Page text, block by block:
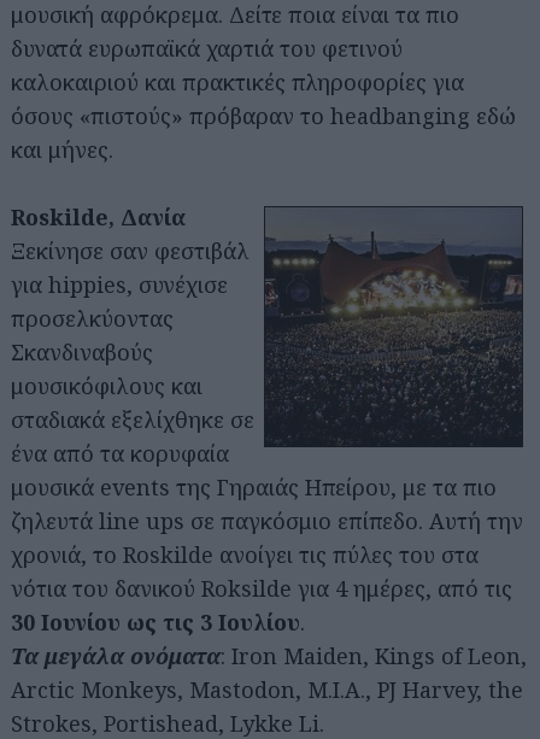
μουσική αφρόκρεμα. Δείτε ποια είναι τα πιο
δυνατά ευρωπαϊκά χαρτιά του φετινού
καλοκαιριού και πρακτικές πληροφορίες για
όσους «πιστούς» πρόβαραν το headbanging εδώ
και μήνες.
Roskilde, Δανία
Ξεκίνησε σαν φεστιβάλ
για hippies, συνέχισε
προσελκύοντας
Σκανδιναβούς
μουσικόφιλους και
σταδιακά εξελίχθηκε σε
ένα από τα κορυφαία
μουσικά events της Γηραιάς Ηπείρου, με τα πιο
ζηλευτά line ups σε παγκόσμιο επίπεδο. Αυτή την
χρονιά, το Roskilde ανοίγει τις πύλες του στα
νότια του δανικού Roksilde για 4 ημέρες, από τις
30 Ιουνίου ως τις 3 Ιουλίου.
Τα μεγάλα ονόματα: Iron Maiden, Kings of Leon,
Arctic Monkeys, Mastodon, M.I.A., PJ Harvey, the
Strokes, Portishead, Lykke Li.